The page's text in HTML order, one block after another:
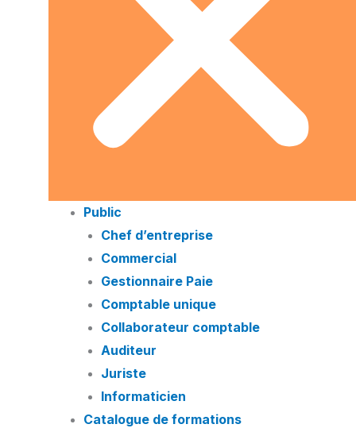
Public
Chef d’entreprise
Commercial
Gestionnaire Paie
Comptable unique
Collaborateur comptable
Auditeur
Juriste
Informaticien
Catalogue de formations